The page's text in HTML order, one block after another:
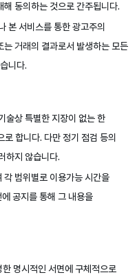
동의하는 것으로 간주됩니다.
본 서비스를 통한 광고주의
거래의 결과로서 발생하는 모든
니다.
술상 특별한 지장이 없는 한
합니다. 다만 정기 점검 등의
하지 않습니다.
범위별로 이용가능 시간을
공지를 통해 그 내용을
명시적인 서면에 구체적으로